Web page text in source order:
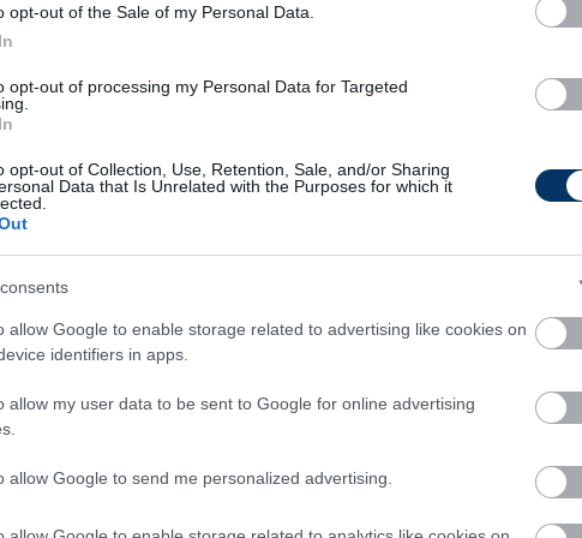
opt-out of the Sale of my Personal Data.
opt-out of processing my Personal Data for Targeted
opt-out of Collection, Use, Retention, Sale, and/or Sharing
Data that Is Unrelated with the Purposes for which it
allow Google to enable storage related to advertising like cookies on
identifiers in apps.
allow my user data to be sent to Google for online advertising
allow Google to send me personalized advertising.
bronzmérkőzés, Franciaország-
döntő, Spanyolország-Portugália, élő
az elsők között legyen a Google-
Link másolása Email küldés